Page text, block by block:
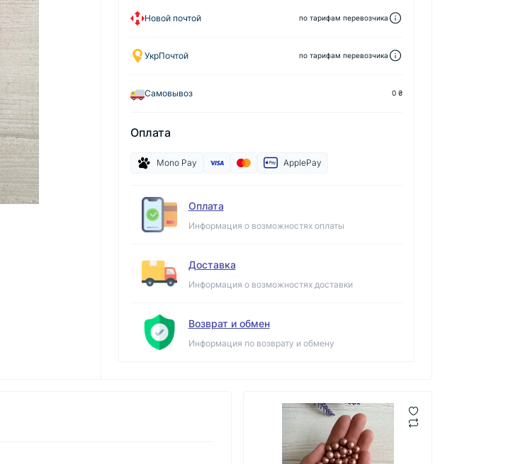
Новой почтой по тарифам перевозчика
УкрПочтой по тарифам перевозчика
Самовывоз 0 ₴
Оплата
Mono Pay ApplePay
Оплата
Информация о возможностях оплаты
Доставка
Информация о возможностях доставки
Возврат и обмен
Информация по возврату и обмену